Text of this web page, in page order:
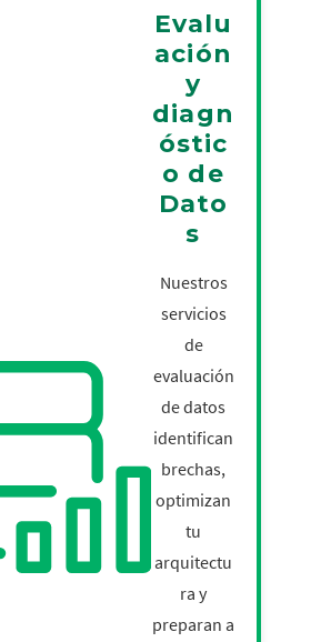
Evalu
ación
y
diagn
óstic
o de
Dato
s
Nuestros
servicios
de
evaluación
de datos
identifican
brechas,
optimizan
tu
arquitectu
ra y
preparan a